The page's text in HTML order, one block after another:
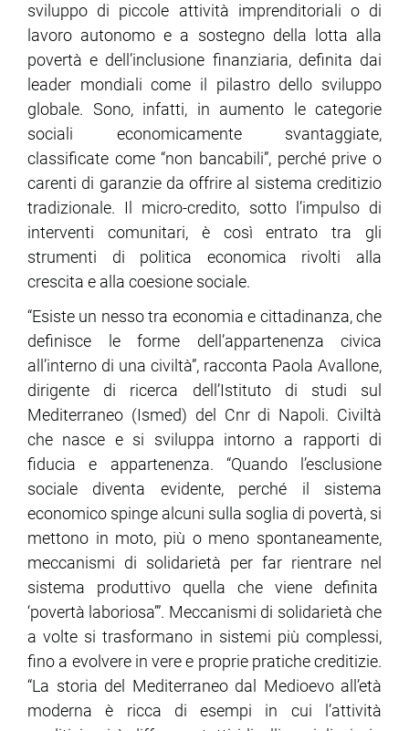
sviluppo di piccole attività imprenditoriali o di
lavoro autonomo e a sostegno della lotta alla
povertà e dell’inclusione finanziaria, definita dai
leader mondiali come il pilastro dello sviluppo
globale. Sono, infatti, in aumento le categorie
sociali economicamente svantaggiate,
classificate come “non bancabili”, perché prive o
carenti di garanzie da offrire al sistema creditizio
tradizionale. Il micro-credito, sotto l’impulso di
interventi comunitari, è così entrato tra gli
strumenti di politica economica rivolti alla
crescita e alla coesione sociale.
“Esiste un nesso tra economia e cittadinanza, che
definisce le forme dell’appartenenza civica
all’interno di una civiltà”, racconta Paola Avallone,
dirigente di ricerca dell’Istituto di studi sul
Mediterraneo (Ismed) del Cnr di Napoli. Civiltà
che nasce e si sviluppa intorno a rapporti di
fiducia e appartenenza. “Quando l’esclusione
sociale diventa evidente, perché il sistema
economico spinge alcuni sulla soglia di povertà, si
mettono in moto, più o meno spontaneamente,
meccanismi di solidarietà per far rientrare nel
sistema produttivo quella che viene definita
‘povertà laboriosa’”. Meccanismi di solidarietà che
a volte si trasformano in sistemi più complessi,
fino a evolvere in vere e proprie pratiche creditizie.
“La storia del Mediterraneo dal Medioevo all’età
moderna è ricca di esempi in cui l’attività